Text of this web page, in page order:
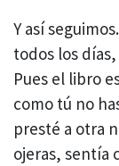
Y así
todos los
Pues el libro
como tú no
presté a otra
ojeras, sentía